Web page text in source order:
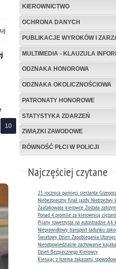
KIEROWNICTWO
OCHRONA DANYCH
PUBLIKACJE WYROKÓW I
MULTIMEDIA - KLAUZULA
ODZNAKA HONOROWA
ODZNAKA OKOLICZNOŚCIOWA
PATRONATY HONOROWE
STATYSTYKA ZDARZEŃ
ZWIĄZKI ZAWODOWE
RÓWNOŚĆ PŁCI W POLICJI
Najczęściej czytane
23. rocznica pamięci sierżanta
Zaatakowała kierowcę. Została
Nieprawidłowy transport ładunku
Nieodpowiedzialne zachowanie
Dzień Bezpiecznego Kierowcy